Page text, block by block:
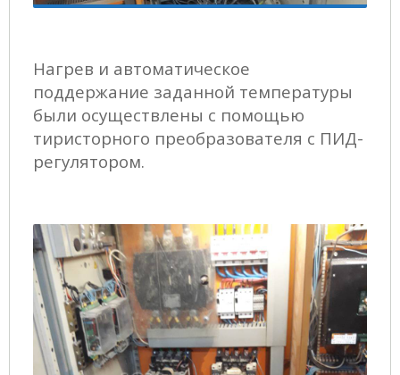
Нагрев и автоматическое
поддержание заданной температуры
были осуществлены с помощью
тиристорного преобразователя с ПИД-
регулятором.